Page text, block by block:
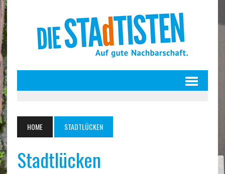
HOME STADTLÜCKEN
Stadtlücken